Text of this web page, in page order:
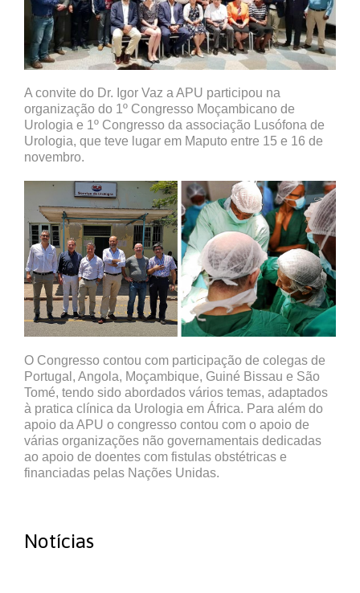
A convite do Dr. Igor Vaz a APU participou na
organização do 1º Congresso Moçambicano de
Urologia e 1º Congresso da associação Lusófona de
Urologia, que teve lugar em Maputo entre 15 e 16 de
novembro.
O Congresso contou com participação de colegas de
Portugal, Angola, Moçambique, Guiné Bissau e São
Tomé, tendo sido abordados vários temas, adaptados
à pratica clínica da Urologia em África. Para além do
apoio da APU o congresso contou com o apoio de
várias organizações não governamentais dedicadas
ao apoio de doentes com fistulas obstétricas e
financiadas pelas Nações Unidas.
Notícias